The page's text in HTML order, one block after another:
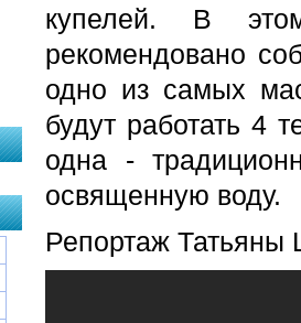
купелей. В
рекомендовано
одно из самых
будут работать 4
одна -
освященную воду.
Репортаж Татьяны